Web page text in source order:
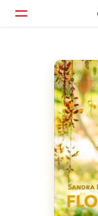
ホーム
見つける
検索